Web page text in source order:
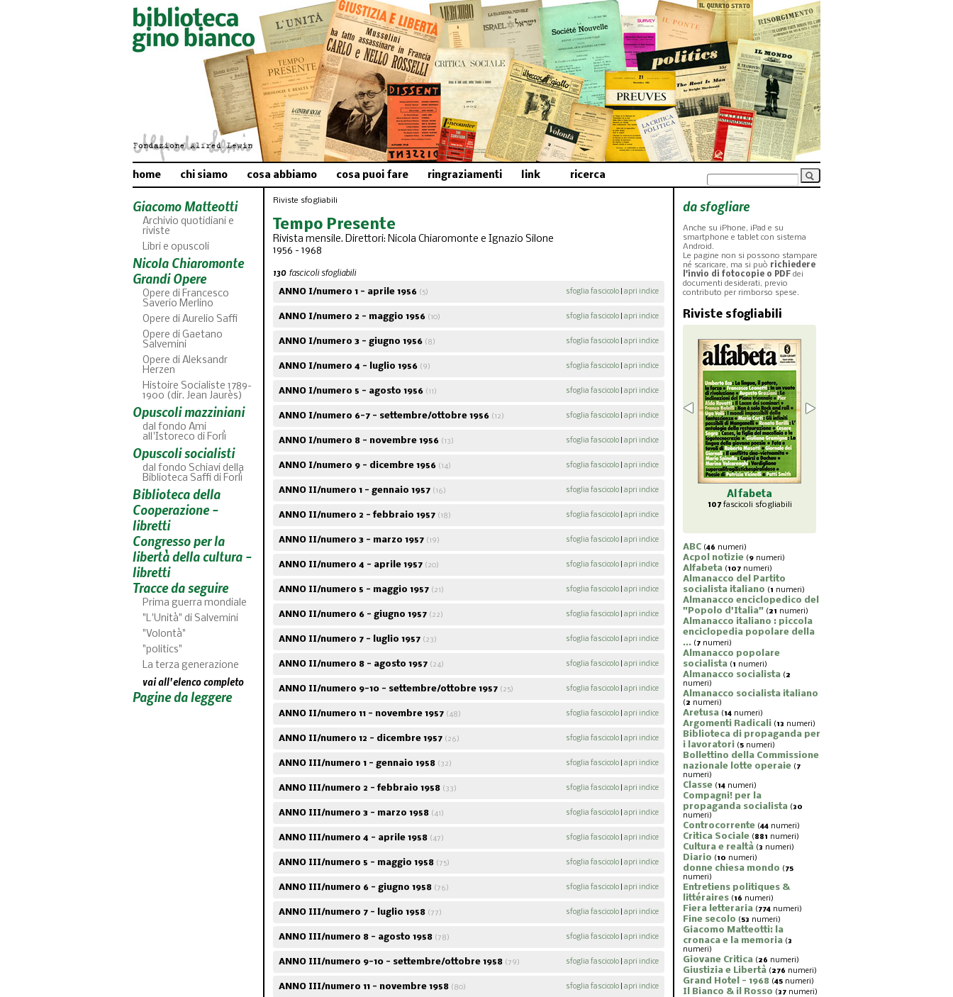
home chi siamo cosa abbiamo cosa puoi fare ringraziamenti link ricerca
Giacomo Matteotti
Archivio quotidiani e
riviste
Libri e opuscoli
Nicola Chiaromonte
Grandi Opere
Opere di Francesco
Saverio Merlino
Opere di Aurelio Saffi
Opere di Gaetano
Salvemini
Opere di Aleksandr
Herzen
Histoire Socialiste 1789-
1900 (dir. Jean Jaurès)
Opuscoli mazziniani
dal fondo Ami
all'Istoreco di Forlì
Opuscoli socialisti
dal fondo Schiavi della
Biblioteca Saffi di Forlì
Biblioteca della
Cooperazione -
libretti
Congresso per la
libertà della cultura -
libretti
Tracce da seguire
Prima guerra mondiale
"L'Unità" di Salvemini
"Volontà"
"politics"
La terza generazione
vai all'elenco completo
Pagine da leggere
Riviste sfogliabili
Tempo Presente
Rivista mensile. Direttori: Nicola Chiaromonte e Ignazio Silone
1956 - 1968
130 fascicoli sfogliabili
sfoglia fascicolo apri indice
ANNO I/numero 1 - aprile 1956 (5)
sfoglia fascicolo apri indice
ANNO I/numero 2 - maggio 1956 (10)
sfoglia fascicolo apri indice
ANNO I/numero 3 - giugno 1956 (8)
sfoglia fascicolo apri indice
ANNO I/numero 4 - luglio 1956 (9)
sfoglia fascicolo apri indice
ANNO I/numero 5 - agosto 1956 (11)
sfoglia fascicolo apri indice
ANNO I/numero 6-7 - settembre/ottobre 1956 (12)
sfoglia fascicolo apri indice
ANNO I/numero 8 - novembre 1956 (13)
sfoglia fascicolo apri indice
ANNO I/numero 9 - dicembre 1956 (14)
sfoglia fascicolo apri indice
ANNO II/numero 1 - gennaio 1957 (16)
sfoglia fascicolo apri indice
ANNO II/numero 2 - febbraio 1957 (18)
sfoglia fascicolo apri indice
ANNO II/numero 3 - marzo 1957 (19)
sfoglia fascicolo apri indice
ANNO II/numero 4 - aprile 1957 (20)
sfoglia fascicolo apri indice
ANNO II/numero 5 - maggio 1957 (21)
sfoglia fascicolo apri indice
ANNO II/numero 6 - giugno 1957 (22)
sfoglia fascicolo apri indice
ANNO II/numero 7 - luglio 1957 (23)
sfoglia fascicolo apri indice
ANNO II/numero 8 - agosto 1957 (24)
sfoglia fascicolo apri indice
ANNO II/numero 9-10 - settembre/ottobre 1957 (25)
sfoglia fascicolo apri indice
ANNO II/numero 11 - novembre 1957 (48)
sfoglia fascicolo apri indice
ANNO II/numero 12 - dicembre 1957 (26)
sfoglia fascicolo apri indice
ANNO III/numero 1 - gennaio 1958 (32)
sfoglia fascicolo apri indice
ANNO III/numero 2 - febbraio 1958 (33)
sfoglia fascicolo apri indice
ANNO III/numero 3 - marzo 1958 (41)
sfoglia fascicolo apri indice
ANNO III/numero 4 - aprile 1958 (47)
sfoglia fascicolo apri indice
ANNO III/numero 5 - maggio 1958 (75)
sfoglia fascicolo apri indice
ANNO III/numero 6 - giugno 1958 (76)
sfoglia fascicolo apri indice
ANNO III/numero 7 - luglio 1958 (77)
sfoglia fascicolo apri indice
ANNO III/numero 8 - agosto 1958 (78)
sfoglia fascicolo apri indice
ANNO III/numero 9-10 - settembre/ottobre 1958 (79)
sfoglia fascicolo apri indice
ANNO III/numero 11 - novembre 1958 (80)
da sfogliare
Anche su iPhone, iPad e su
smartphone e tablet con sistema
Android.
Le pagine non si possono stampare
né scaricare, ma si può richiedere
l'invio di fotocopie o PDF dei
documenti desiderati, previo
contributo per rimborso spese.
Riviste sfogliabili
ABC Alfabeta
Almanacco del
1fascicoli sfogliabili
ABC (46 numeri)
Acpol notizie (9 numeri)
Alfabeta (107 numeri)
Almanacco del Partito
socialista italiano (1 numeri)
Almanacco enciclopedico del
"Popolo d'Italia" (21 numeri)
Almanacco italiano : piccola
enciclopedia popolare della
... (7 numeri)
Almanacco popolare
socialista (1 numeri)
Almanacco socialista (2
numeri)
Almanacco socialista italiano
(2 numeri)
Aretusa (14 numeri)
Argomenti Radicali (13 numeri)
Biblioteca di propaganda per
i lavoratori (5 numeri)
Bollettino della Commissione
nazionale lotte operaie (7
numeri)
Classe (14 numeri)
Compagni! per la
propaganda socialista (30
numeri)
Controcorrente (44 numeri)
Critica Sociale (881 numeri)
Cultura e realtà (3 numeri)
Diario (10 numeri)
donne chiesa mondo (75
numeri)
Entretiens politiques &
littéraires (16 numeri)
Fiera letteraria (774 numeri)
Fine secolo (53 numeri)
Giacomo Matteotti: la
cronaca e la memoria (3
numeri)
Giovane Critica (26 numeri)
Giustizia e Libertà (276 numeri)
Grand Hotel - 1968 (45 numeri)
Il Bianco & il Rosso (37 numeri)